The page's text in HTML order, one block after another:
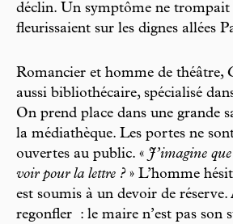
déclin. Un symptôme ne trompait
fleurissaient sur les dignes allées
Romancier et homme de théâtre,
aussi bibliothécaire, spécialisé
On prend place dans une grande
la médiathèque. Les portes ne
ouvertes au public. « J’imagine
voir pour la lettre ?» L’homme
est soumis à un devoir de réserve.
regonfler : le maire n’est pas son